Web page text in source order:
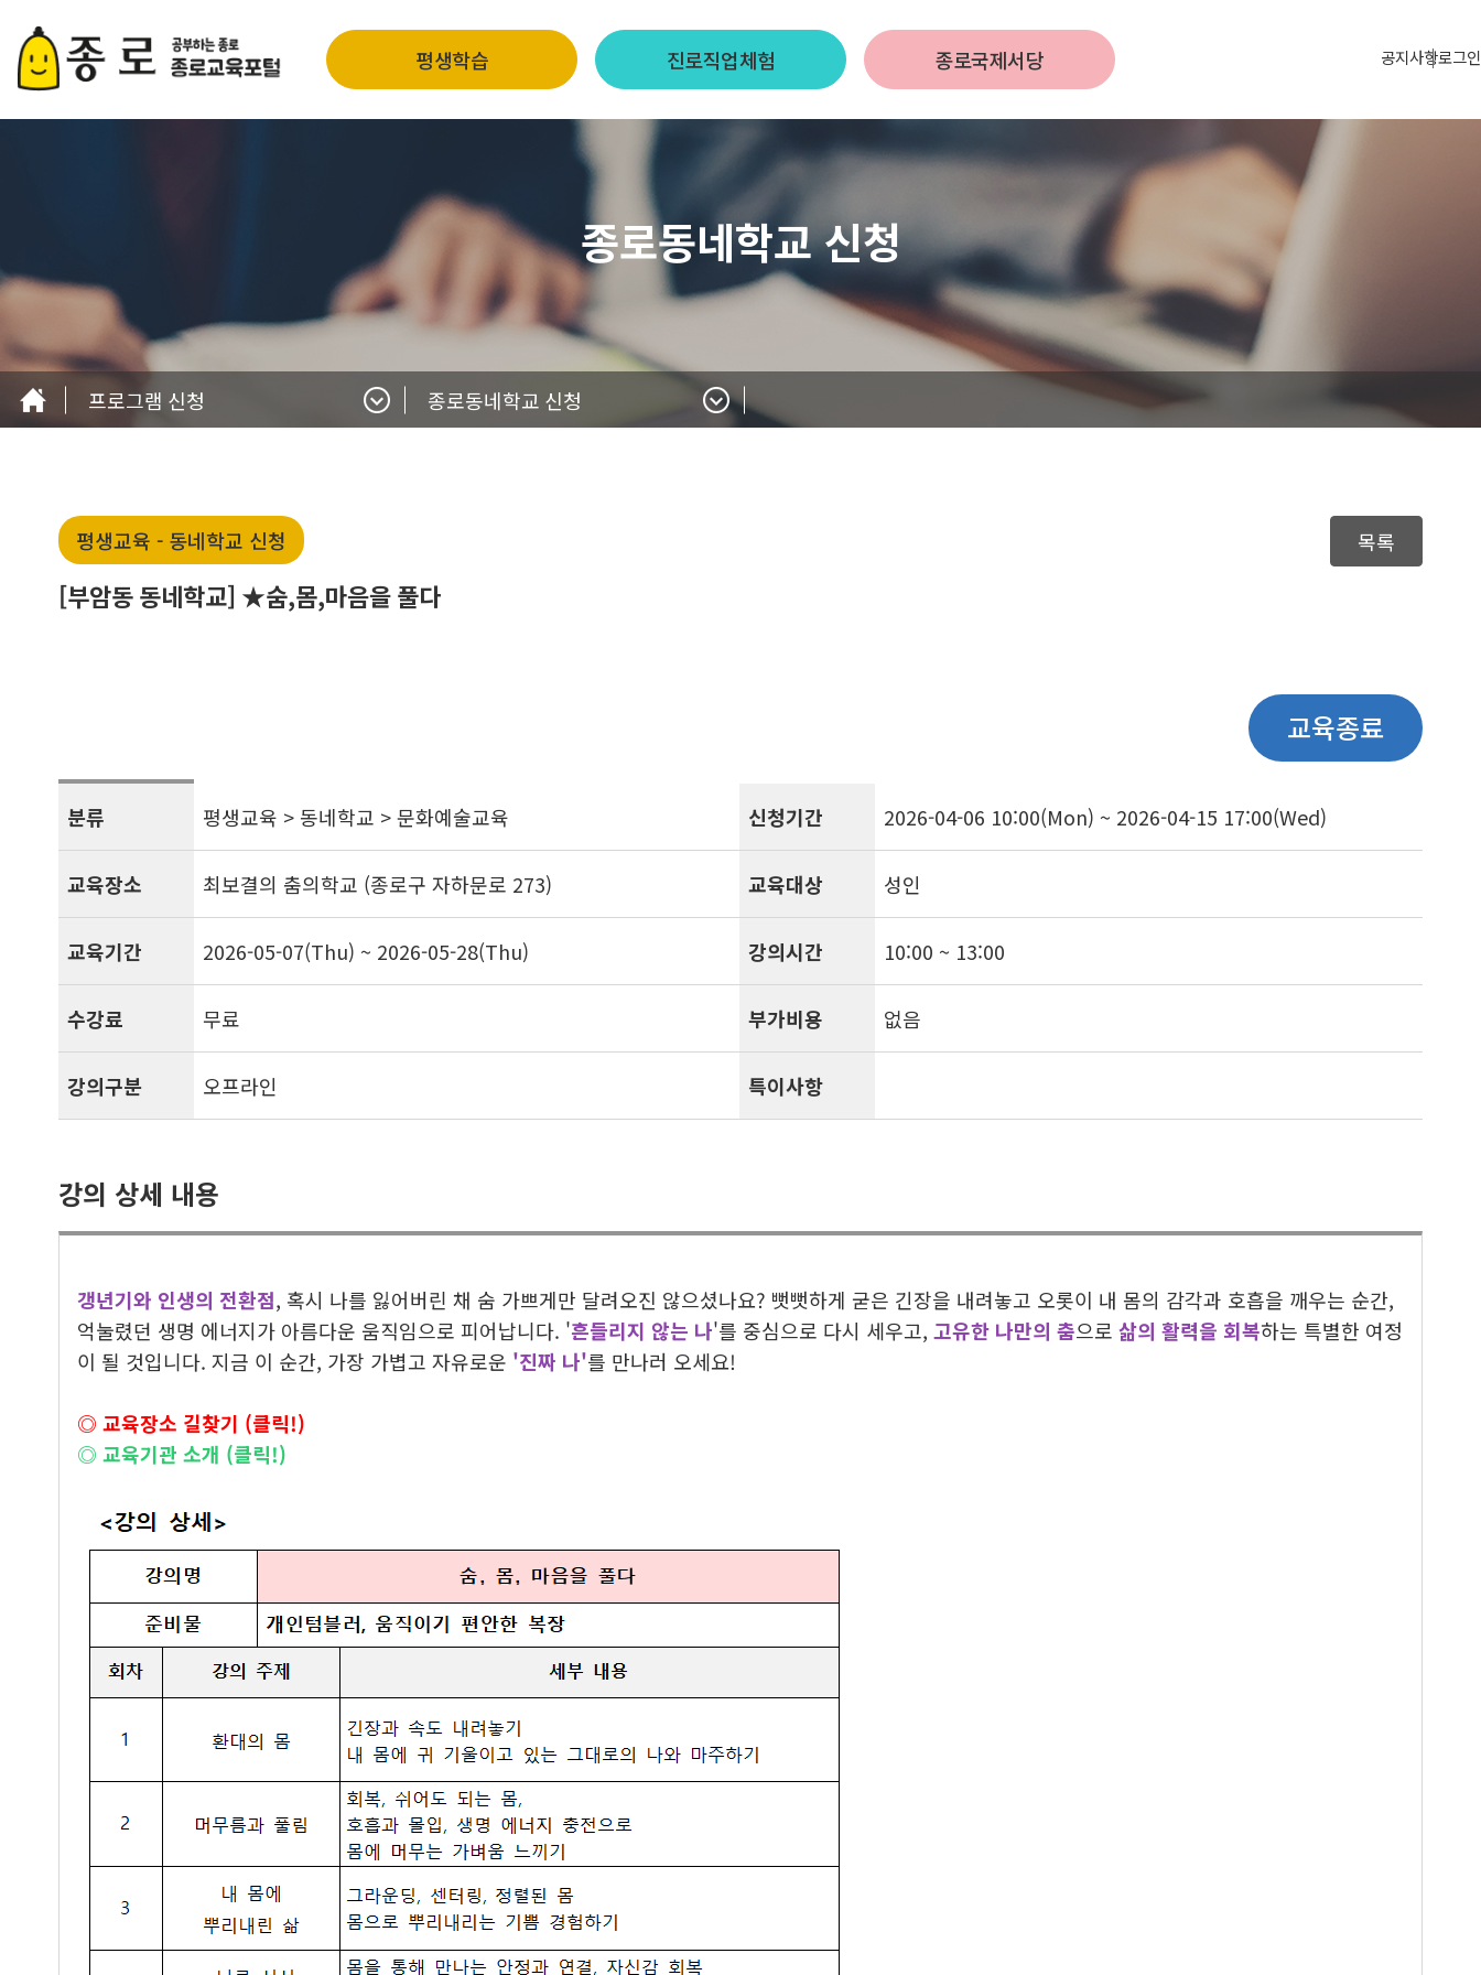
평생학습 진로직업체험 종로국제서당 공지사항로그인
종로동네학교 신청
프로그램 신청 종로동네학교 신청
목록
평생교육 - 동네학교 신청
[부암동 동네학교] ★숨,몸,마음을 풀다
교육종료
분류 평생교육 > 동네학교 > 문화예술교육 신청기간 2026-04-06 10:00(Mon) ~ 2026-04-15 17:00(Wed)
교육장소 최보결의 춤의학교 (종로구 자하문로 273) 교육대상 성인
교육기간 2026-05-07(Thu) ~ 2026-05-28(Thu) 강의시간 10:00 ~ 13:00
수강료 무료 부가비용 없음
강의구분 오프라인 특이사항
강의 상세 내용
갱년기와 인생의 전환점, 혹시 나를 잃어버린 채 숨 가쁘게만 달려오진 않으셨나요? 뻣뻣하게 굳은 긴장을 내려놓고 오롯이 내 몸의 감각과 호흡을 깨우는 순간,
억눌렸던 생명 에너지가 아름다운 움직임으로 피어납니다. '흔들리지 않는 나'를 중심으로 다시 세우고, 고유한 나만의 춤으로 삶의 활력을 회복하는 특별한 여정
이 될 것입니다. 지금 이 순간, 가장 가볍고 자유로운 '진짜 나'를 만나러 오세요!
◎ 교육장소 길찾기 (클릭!)
◎ 교육기관 소개 (클릭!)